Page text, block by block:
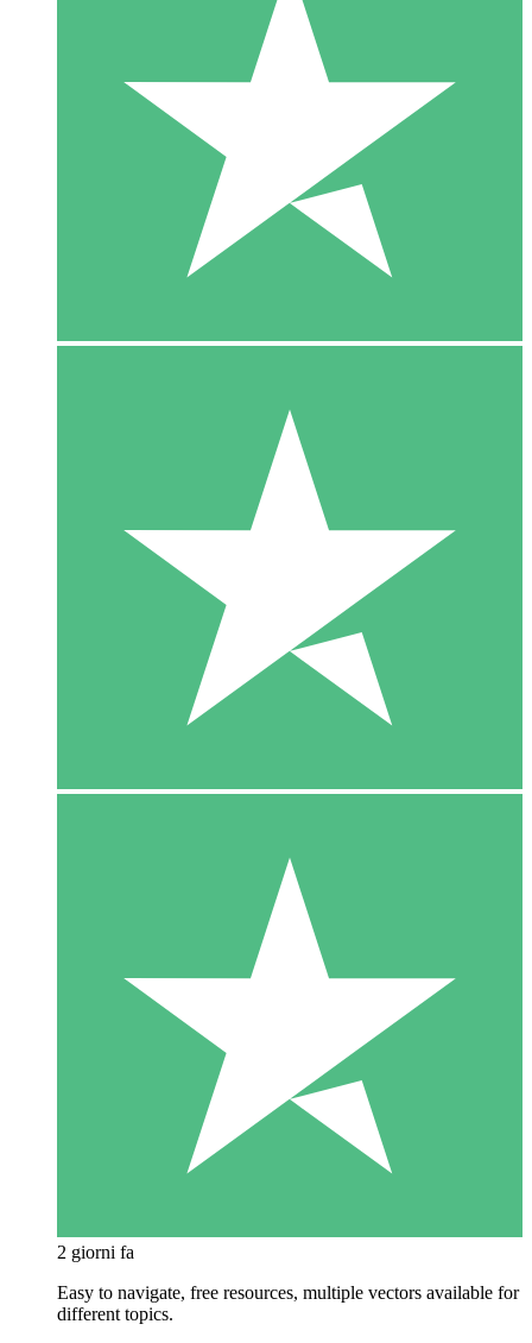
2 giorni fa
Easy to navigate, free resources, multiple vectors available for
different topics.